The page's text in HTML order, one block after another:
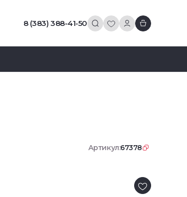
8 (383) 388-41-50
Артикул:67378